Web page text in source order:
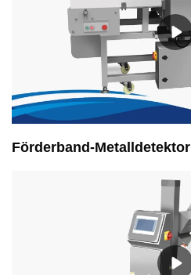
Förderband-Metalldetektor